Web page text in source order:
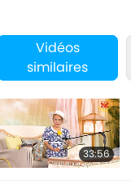
Vidéos
similaires
33:56